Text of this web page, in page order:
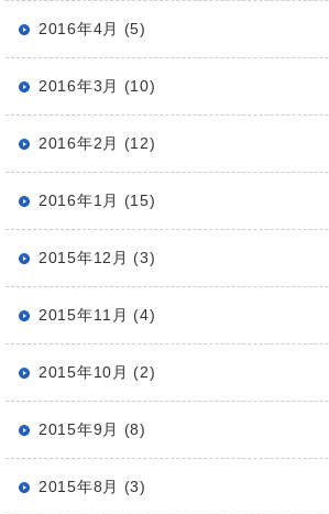
2016年4月 (5)
2016年3月 (10)
2016年2月 (12)
2016年1月 (15)
2015年12月 (3)
2015年11月 (4)
2015年10月 (2)
2015年9月 (8)
2015年8月 (3)